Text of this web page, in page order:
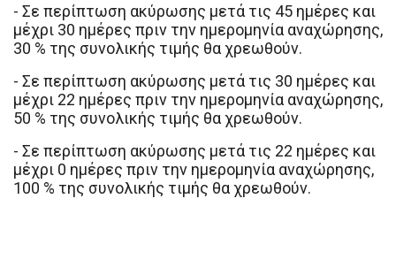
- Σε περίπτωση ακύρωσης μετά τις 45 ημέρες και
μέχρι 30 ημέρες πριν την ημερομηνία αναχώρησης,
30 % της συνολικής τιμής θα χρεωθούν.
- Σε περίπτωση ακύρωσης μετά τις 30 ημέρες και
μέχρι 22 ημέρες πριν την ημερομηνία αναχώρησης,
50 % της συνολικής τιμής θα χρεωθούν.
- Σε περίπτωση ακύρωσης μετά τις 22 ημέρες και
μέχρι 0 ημέρες πριν την ημερομηνία αναχώρησης,
100 % της συνολικής τιμής θα χρεωθούν.